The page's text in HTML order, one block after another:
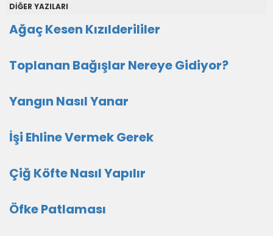
DİĞER YAZILARI
Ağaç Kesen Kızılderililer
Toplanan Bağışlar Nereye Gidiyor?
Yangın Nasıl Yanar
İşi Ehline Vermek Gerek
Çiğ Köfte Nasıl Yapılır
Öfke Patlaması